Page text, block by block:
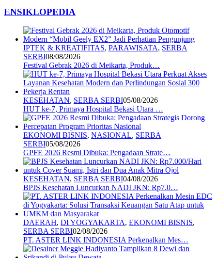
ENSIKLOPEDIA
IPTEK & KREATIFITAS, PARAWISATA, SERBA
SERBI08/08/2026
Festival Gebrak 2026 di Meikarta, Produk…
KESEHATAN, SERBA SERBI05/08/2026
HUT ke-7, Primaya Hospital Bekasi Utara …
EKONOMI BISNIS, NASIONAL, SERBA
SERBI05/08/2026
GPFE 2026 Resmi Dibuka: Pengadaan Strate…
KESEHATAN, SERBA SERBI04/08/2026
BPJS Kesehatan Luncurkan NADI JKN: Rp7.0…
DAERAH, DI YOGYAKARTA, EKONOMI BISNIS,
SERBA SERBI02/08/2026
PT. ASTER LINK INDONESIA Perkenalkan Mes…